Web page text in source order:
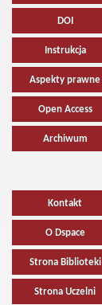
DOI
Instrukcja
Aspekty prawne
Open Access
Archiwum
Kontakt
O Dspace
Strona Biblioteki
Strona Uczelni